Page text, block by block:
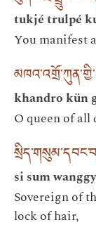
tukjé trulpé
You manifest
khandro kün
O queen of
si sum
Sovereign of
lock of hair,